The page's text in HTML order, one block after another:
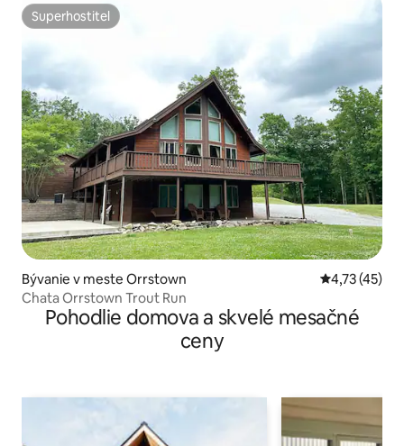
Superhostiteľ
Superhostiteľ
Bývanie v meste Orrstown Priemerné
4,73 (45)
Chata Orrstown Trout Run
Pohodlie domova a skvelé mesačné
ceny